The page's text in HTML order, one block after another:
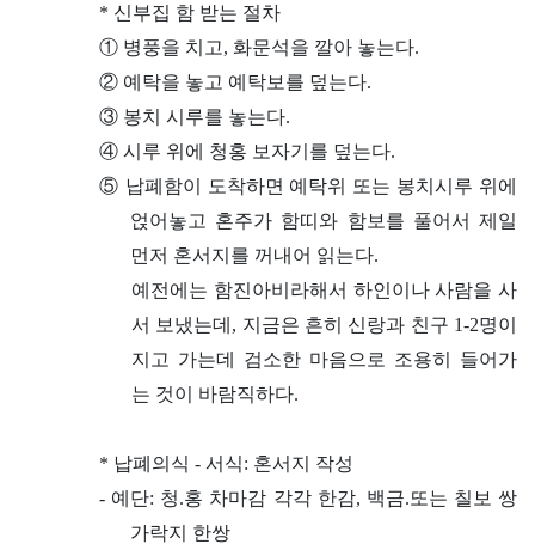
* 신부집 함 받는 절차
① 병풍을 치고, 화문석을 깔아 놓는다.
② 예탁을 놓고 예탁보를 덮는다.
③ 봉치 시루를 놓는다.
④ 시루 위에 청홍 보자기를 덮는다.
⑤ 납폐함이 도착하면 예탁위 또는 봉치시루 위에
얹어놓고 혼주가 함띠와 함보를 풀어서 제일
먼저 혼서지를 꺼내어 읽는다.
예전에는 함진아비라해서 하인이나 사람을 사
서 보냈는데, 지금은 흔히 신랑과 친구 1-2명이
지고 가는데 검소한 마음으로 조용히 들어가
는 것이 바람직하다.
* 납폐의식 - 서식: 혼서지 작성
- 예단: 청.홍 차마감 각각 한감, 백금.또는 칠보 쌍
가락지 한쌍